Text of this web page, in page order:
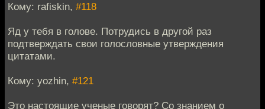
Кому: rafiskin, #118
Яд у тебя в голове. Потрудись в другой раз
подтверждать свои голословные утверждения
цитатами.
Кому: yozhin, #121
Это настоящие ученые говорят? Со знанием о